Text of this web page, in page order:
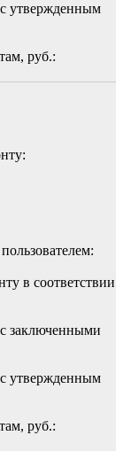
утвержденным
руб.:
в соответствии
заключенными
утвержденным
руб.: